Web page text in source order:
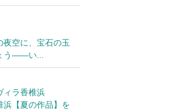
夜空に、宝石の玉
う――い...
ィラ香椎浜
浜【夏の作品】を